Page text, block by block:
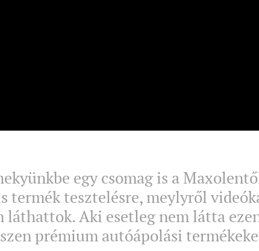
egy csomag is a
termék tesztelésre, meylyről
láthattok. Aki esetleg nem látta
prémium autóápolási